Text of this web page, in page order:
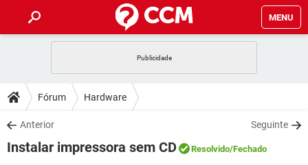
MENU
CELULAR
OUTLOOK
INSTAGRAM GMAIL
DICAS
JOGOS
DOWNLOADS
JOGOS WHATSAPP
Fórum Hardware
Anterior Seguinte
Instalar impressora sem CD Resolvido/Fechado